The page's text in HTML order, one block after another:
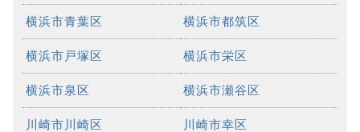
横浜市青葉区 横浜市都筑区
横浜市戸塚区 横浜市栄区
横浜市泉区 横浜市瀬谷区
川崎市川崎区 川崎市幸区